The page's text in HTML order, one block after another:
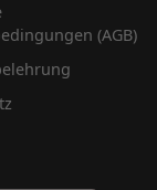
(AGB)